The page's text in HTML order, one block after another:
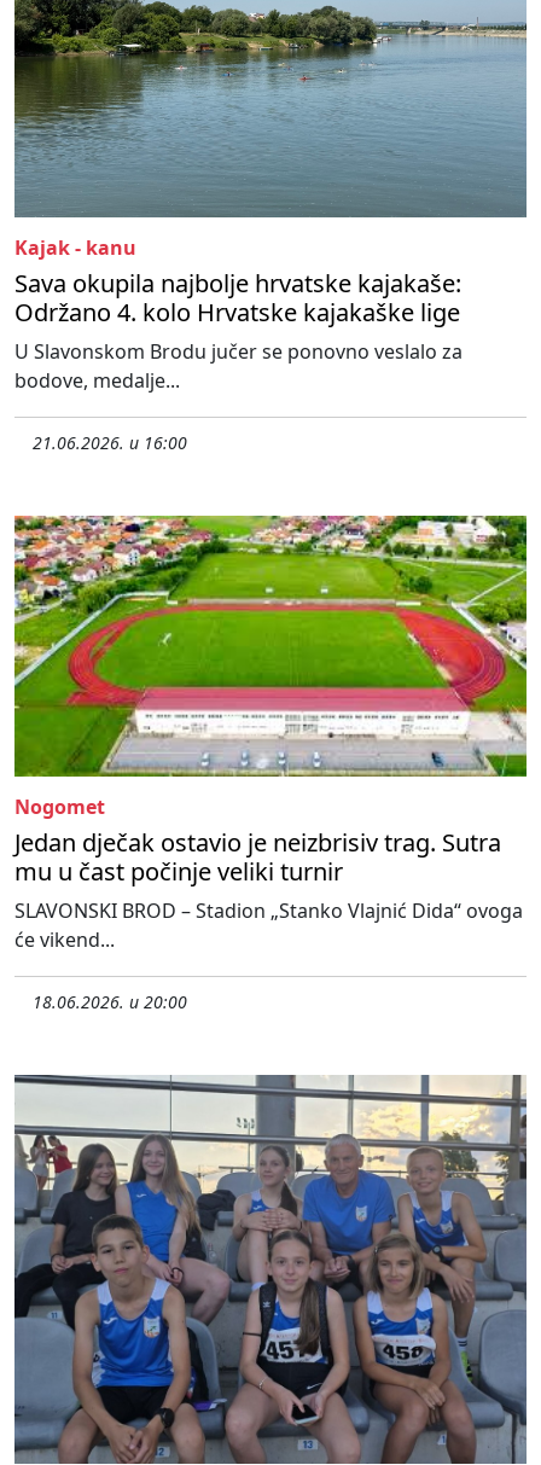
Kajak - kanu
Sava okupila najbolje hrvatske kajakaše:
Održano 4. kolo Hrvatske kajakaške lige
U Slavonskom Brodu jučer se ponovno veslalo za
bodove, medalje...
21.06.2026. u 16:00
Nogomet
Jedan dječak ostavio je neizbrisiv trag. Sutra
mu u čast počinje veliki turnir
SLAVONSKI BROD – Stadion „Stanko Vlajnić Dida“ ovoga
će vikend...
18.06.2026. u 20:00